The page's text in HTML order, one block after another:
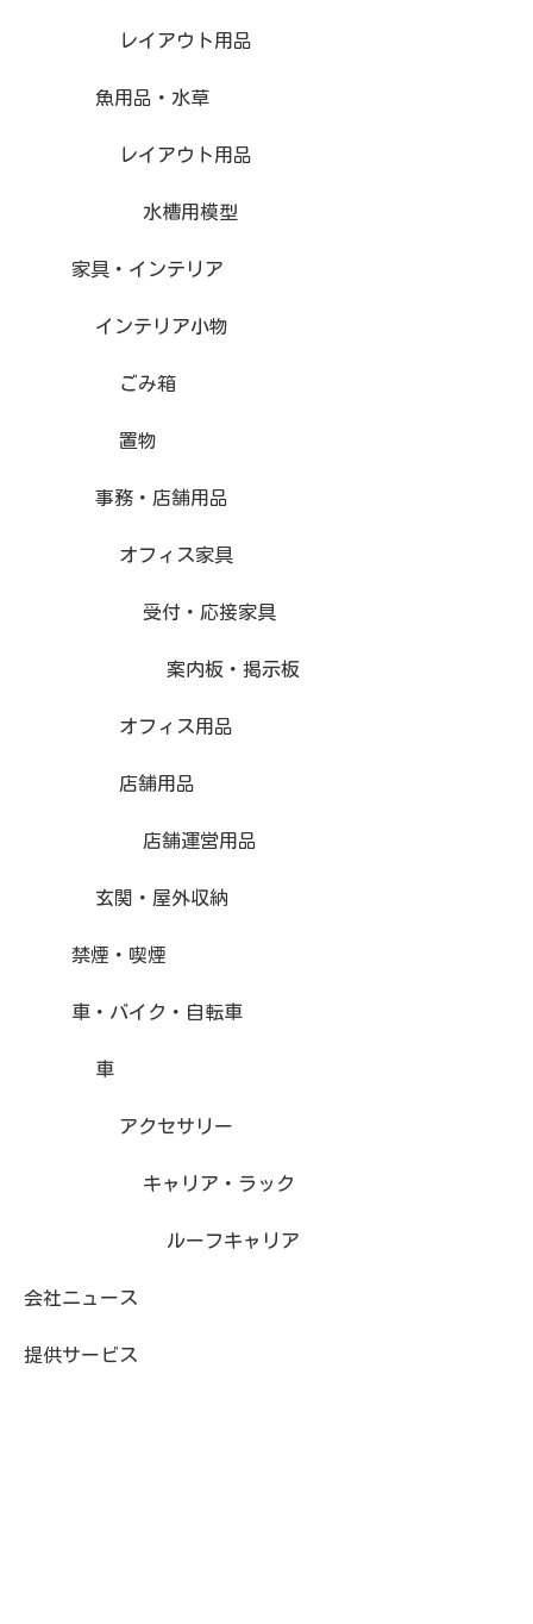
レイアウト用品
魚用品・水草
レイアウト用品
水槽用模型
家具・インテリア
インテリア小物
ごみ箱
置物
事務・店舗用品
オフィス家具
受付・応接家具
案内板・掲示板
オフィス用品
店舗用品
店舗運営用品
玄関・屋外収納
禁煙・喫煙
車・バイク・自転車
車
アクセサリー
キャリア・ラック
ルーフキャリア
会社ニュース
提供サービス